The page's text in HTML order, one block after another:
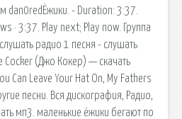
dan0redЁжики. - Duration: 3:37.
· 3:37. Play next; Play now. Группа
радио 1 песня - слушать
Cocker (Джо Кокер) — скачать
Can Leave Your Hat On, My Fathers
песни. Вся дискография, Радио,
мп3. маленькие ёжики бегают по